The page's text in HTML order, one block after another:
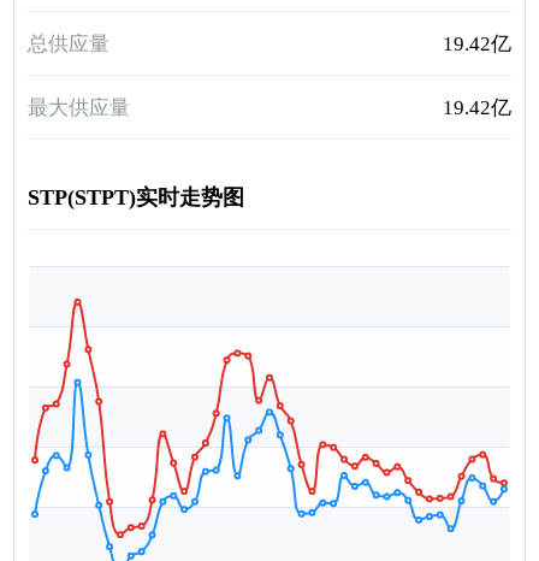
总供应量 19.42亿
最大供应量 19.42亿
STP(STPT)实时走势图